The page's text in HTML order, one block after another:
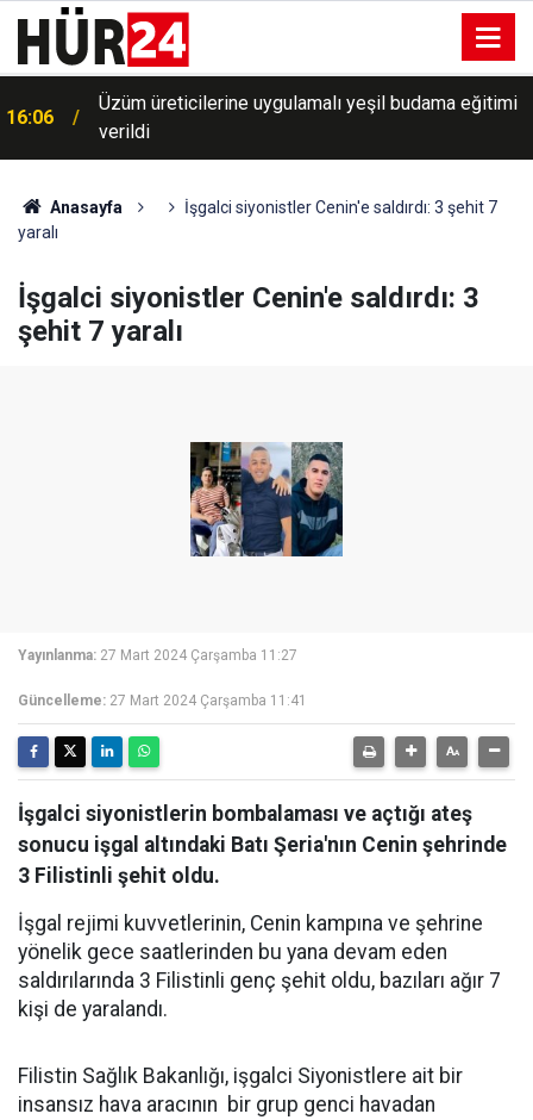
16:06
Üzüm üreticilerine uygulamalı yeşil budama eğitimi
verildi
Anasayfa
İşgalci siyonistler Cenin'e saldırdı: 3 şehit 7
yaralı
İşgalci siyonistler Cenin'e saldırdı: 3
şehit 7 yaralı
Yayınlanma: 27 Mart 2024 Çarşamba 11:27
Güncelleme: 27 Mart 2024 Çarşamba 11:41
İşgalci siyonistlerin bombalaması ve açtığı ateş
sonucu işgal altındaki Batı Şeria'nın Cenin şehrinde
3 Filistinli şehit oldu.
İşgal rejimi kuvvetlerinin, Cenin kampına ve şehrine
yönelik gece saatlerinden bu yana devam eden
saldırılarında 3 Filistinli genç şehit oldu, bazıları ağır 7
kişi de yaralandı.
Filistin Sağlık Bakanlığı, işgalci Siyonistlere ait bir
insansız hava aracının bir grup genci havadan